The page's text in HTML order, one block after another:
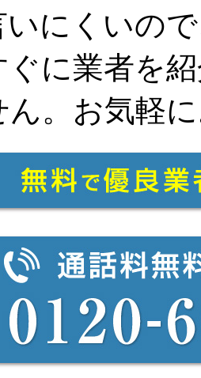
いにくいの
ぐに業者を
ん。お気軽